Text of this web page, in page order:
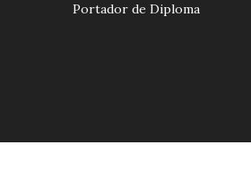
Portador de Diploma